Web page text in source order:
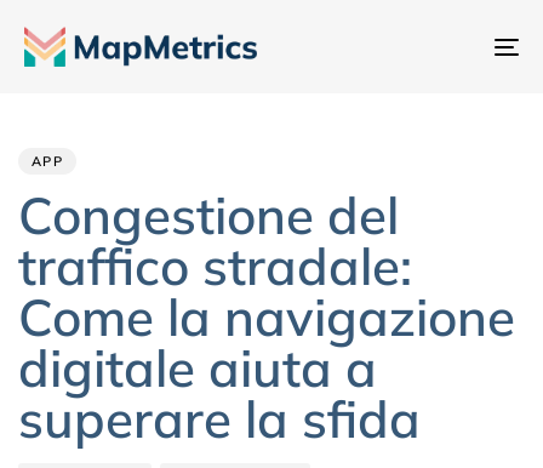
APP
Congestione del
traffico stradale:
Come la navigazione
digitale aiuta a
superare la sfida